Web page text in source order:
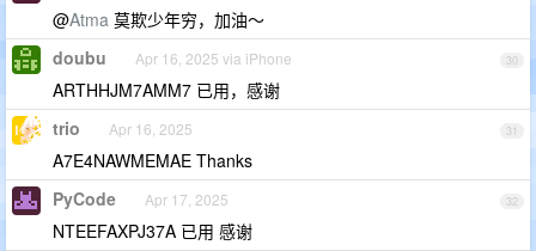
@Atma 莫欺少年穷，加油～
30
doubu Apr 16, 2025 via iPhone
ARTHHJM7AMM7 已用，感谢
31
trio Apr 16, 2025
A7E4NAWMEMAE Thanks
32
PyCode Apr 17, 2025
NTEEFAXPJ37A 已用 感谢